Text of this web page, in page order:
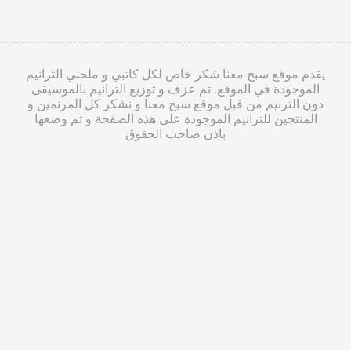
يقدم موقع سبح معنا شكر خاص لكل كاتبي و ملحني الترانيم
الموجودة في الموقع. تم عزف و توزيع الترانيم بالموسيقى
دون الترنيم من قبل موقع سبح معنا و نشكر كل المرنمين و
المنتجين للترانيم الموجودة على هذه الصفحة و تم وضعها
باذن صاحب الحقوق